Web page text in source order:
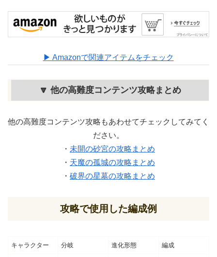
▶ Amazonで関連アイテムをチェック
🔽 他の高難度コンテンツ攻略まとめ
他の高難度コンテンツ攻略もあわせてチェックしてみてく
ださい。
・ 未開の砂宮の攻略まとめ
・ 天魔の孤城の攻略まとめ
・ 破界の星墓の攻略まとめ
攻略で使用した編成例
キャラクター 分岐 進化形態 編成